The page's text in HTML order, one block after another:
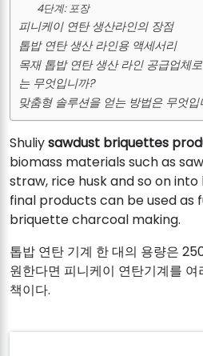
4단계: 포장
피니케이 연탄 생산라인의 장점
톱밥 연탄 생산 라인용 액세서리
목재 톱밥 연탄 생산 라인 공급업체
는 무엇입니까?
맞춤형 솔루션을 얻는 방법은 무엇입
Shuliysawdust briquettes
biomass materials such as
straw, rice husk and so on
final products can be used as
briquette charcoal making.
톱밥 연탄 기계 한 대의 용량은
원한다면 피니케이 연탄기계를
책이다.